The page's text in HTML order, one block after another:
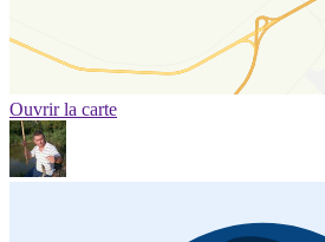
Ouvrir la carte